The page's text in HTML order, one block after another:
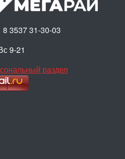
8 3537 31-30-03
9-21
раздел